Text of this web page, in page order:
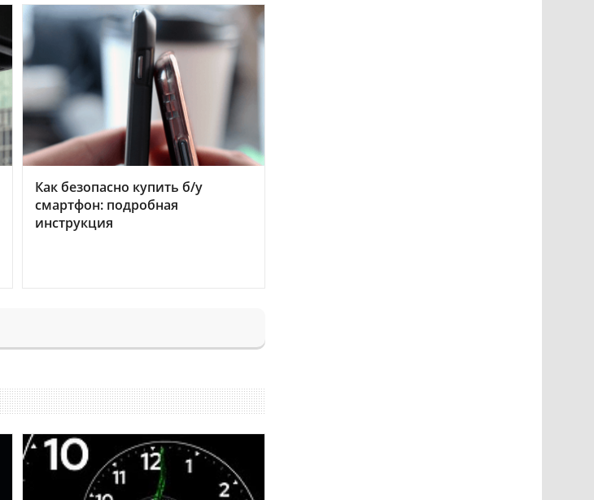
Как безопасно купить б/у
смартфон: подробная
инструкция